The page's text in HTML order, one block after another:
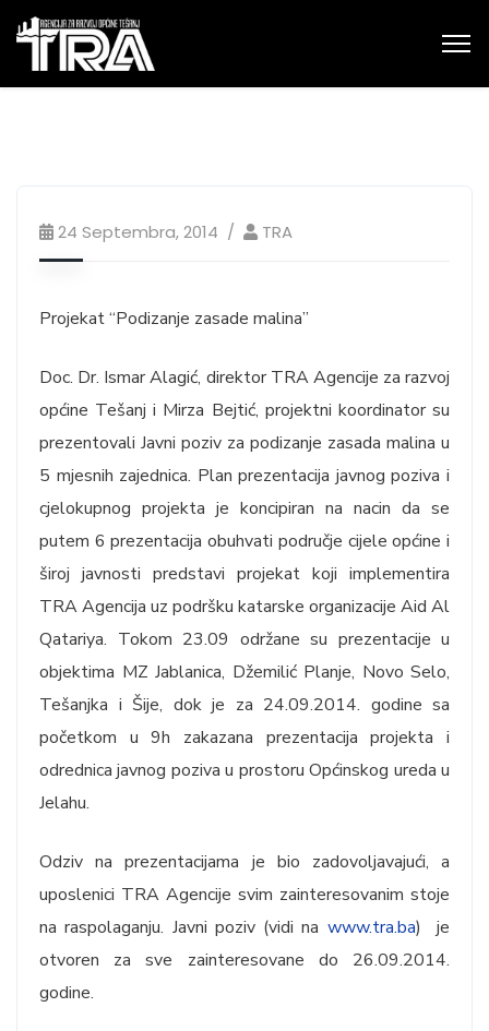
24 Septembra, 2014 TRA
Projekat “Podizanje zasade malina”
Doc. Dr. Ismar Alagić, direktor TRA Agencije za razvoj
općine Tešanj i Mirza Bejtić, projektni koordinator su
prezentovali Javni poziv za podizanje zasada malina u
5 mjesnih zajednica. Plan prezentacija javnog poziva i
cjelokupnog projekta je koncipiran na nacin da se
putem 6 prezentacija obuhvati područje cijele općine i
široj javnosti predstavi projekat koji implementira
TRA Agencija uz podršku katarske organizacije Aid Al
Qatariya. Tokom 23.09 održane su prezentacije u
objektima MZ Jablanica, Džemilić Planje, Novo Selo,
Tešanjka i Šije, dok je za 24.09.2014. godine sa
početkom u 9h zakazana prezentacija projekta i
odrednica javnog poziva u prostoru Općinskog ureda u
Jelahu.
Odziv na prezentacijama je bio zadovoljavajući, a
uposlenici TRA Agencije svim zainteresovanim stoje
na raspolaganju. Javni poziv (vidi na www.tra.ba) je
otvoren za sve zainteresovane do 26.09.2014.
godine.